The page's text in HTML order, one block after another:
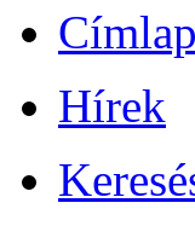
Címlap
Hírek